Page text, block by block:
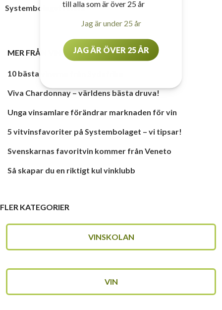
Systembolaget i mars
MER FRÅN
10 bästa vinerna från Sydafrika
Viva Chardonnay – världens bästa druva!
Unga vinsamlare förändrar marknaden för vin
5 vitvinsfavoriter på Systembolaget – vi tipsar!
Svenskarnas favoritvin kommer från Veneto
Så skapar du en riktigt kul vinklubb
FLER KATEGORIER
VINSKOLAN
VIN
till alla som är över 25 år
Jag är under 25 år
JAG ÄR ÖVER 25 ÅR